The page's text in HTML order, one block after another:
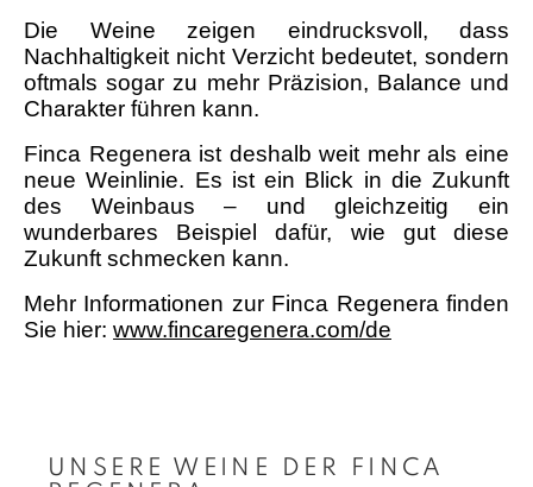
Die Weine zeigen eindrucksvoll, dass
Nachhaltigkeit nicht Verzicht bedeutet, sondern
oftmals sogar zu mehr Präzision, Balance und
Charakter führen kann.
Finca Regenera ist deshalb weit mehr als eine
neue Weinlinie. Es ist ein Blick in die Zukunft
des Weinbaus – und gleichzeitig ein
wunderbares Beispiel dafür, wie gut diese
Zukunft schmecken kann.
Mehr Informationen zur Finca Regenera finden
Sie hier: www.fincaregenera.com/de
UNSERE WEINE DER FINCA